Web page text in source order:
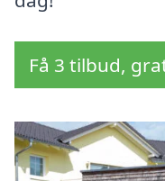
Få 3 tilbud,